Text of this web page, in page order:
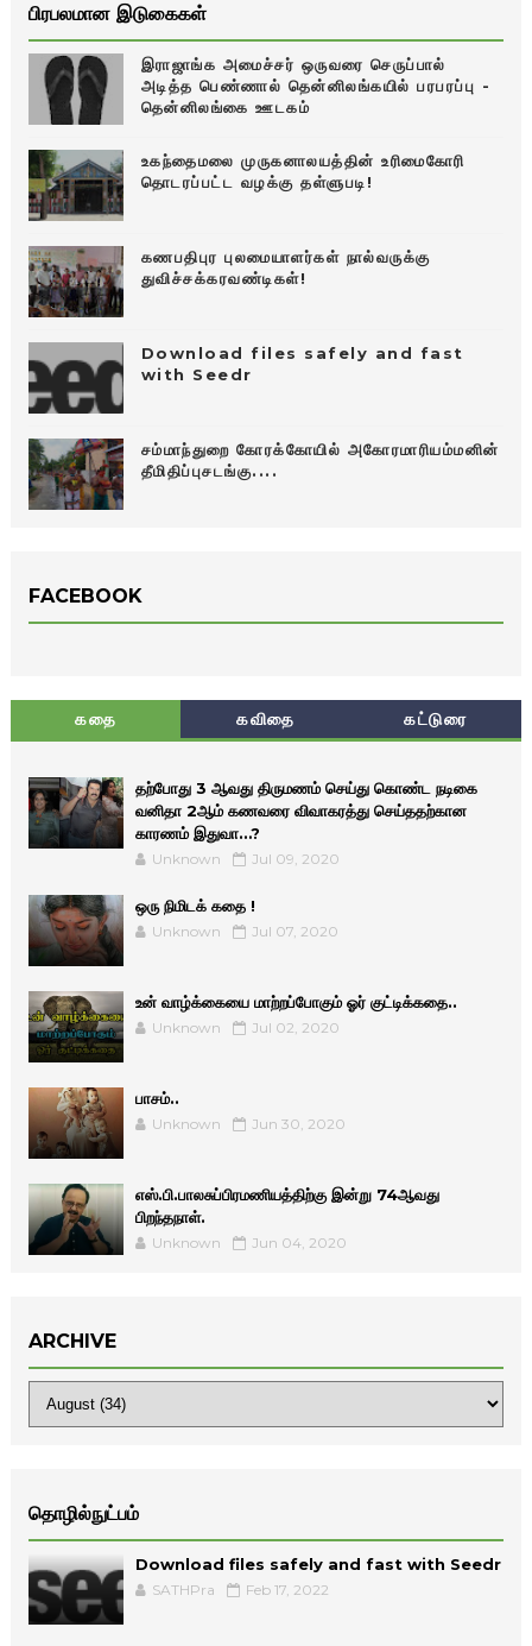
பிரபலமான இடுகைகள்
இராஜாங்க அமைச்சர் ஒருவரை செருப்பால்
அடித்த பெண்ணால் தென்னிலங்கயில் பரபரப்பு -
தென்னிலங்கை ஊடகம்
உகந்தைமலை முருகனாலயத்தின் உரிமைகோரி
தொடரப்பட்ட வழக்கு தள்ளுபடி!
கணபதிபுர புலமையாளர்கள் நால்வருக்கு
துவிச்சக்கரவண்டிகள்!
Download files safely and fast
with Seedr
சம்மாந்துறை கோரக்கோயில் அகோரமாரியம்மனின்
தீமிதிப்புசடங்கு....
FACEBOOK
கதை கவிதை கட்டுரை
தற்போது 3 ஆவது திருமணம் செய்து கொண்ட நடிகை
வனிதா 2ஆம் கணவரை விவாகரத்து செய்ததற்கான
காரணம் இதுவா…?
Unknown Jul 09, 2020
ஒரு நிமிடக் கதை !
Unknown Jul 07, 2020
உன் வாழ்க்கையை மாற்றப்போகும் ஓர் குட்டிக்கதை..
Unknown Jul 02, 2020
பாசம்..
Unknown Jun 30, 2020
எஸ்.பி.பாலசுப்பிரமணியத்திற்கு இன்று 74ஆவது
பிறந்தநாள்.
Unknown Jun 04, 2020
ARCHIVE
தொழில்நுட்பம்
Download files safely and fast with Seedr
SATHPra Feb 17, 2022